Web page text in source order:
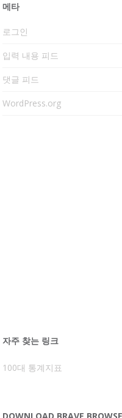
메타
로그인
입력 내용 피드
댓글 피드
WordPress.org
자주 찾는 링크
100대 통계지표